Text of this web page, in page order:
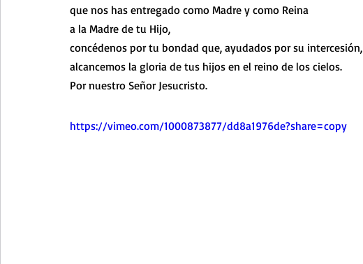
que nos has entregado como Madre y como Reina
a la Madre de tu Hijo,
concédenos por tu bondad que, ayudados por su intercesión,
alcancemos la gloria de tus hijos en el reino de los cielos.
Por nuestro Señor Jesucristo.
https://vimeo.com/1000873877/dd8a1976de?share=copy